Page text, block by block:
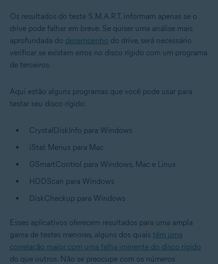
Os resultados do teste S.M.A.R.T. informam apenas se o
drive pode falhar em breve. Se quiser uma análise mais
aprofundada do desempenho do drive, será necessário
verificar se existem erros no disco rígido com um programa
de terceiros.
Aqui estão alguns programas que você pode usar para
testar seu disco rígido:
CrystalDiskInfo para Windows
iStat Menus para Mac
GSmartControl para Windows, Mac e Linux
HDDScan para Windows
DiskCheckup para Windows
Esses aplicativos oferecem resultados para uma ampla
gama de testes menores, alguns dos quais têm uma
correlação maior com uma falha iminente do disco rígido
do que outros. Não se preocupe com os números